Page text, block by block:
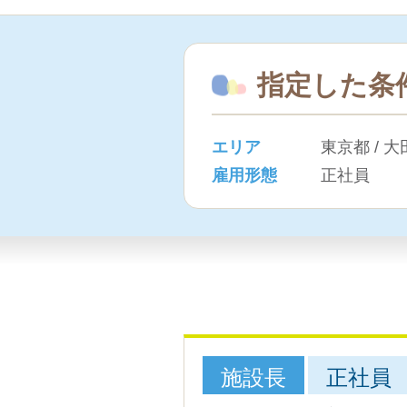
指定した条
エリア
東京都 / 大
雇用形態
正社員
施設長
正社員